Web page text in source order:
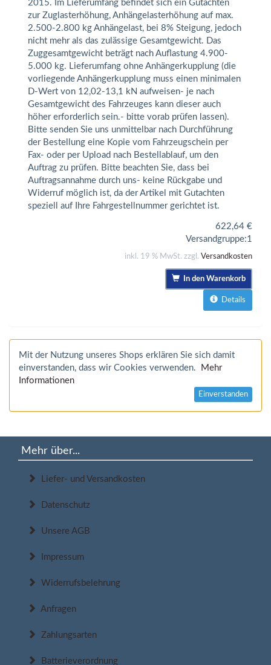
2015. Im Lieferumfang befindet sich ein Gutachten
zur Zuglasterhöhung, Anhängelasterhöhung auf max.
2.500-2.800 kg Anhängelast, bei 8% Steigung, jedoch
nicht mehr als das zulässige Gesamtgewicht. Das
Zuggesamtgewicht beträgt nach Auflastung 4.900-
5.000 kg. Lieferumfang ohne Anhängerkupplung (die
vorliegende Anhängerkupplung muss einen minimalen
D-Wert von 12,02-13,1 kN aufweisen- je nach
Gesamtgewicht des Fahrzeuges kann dieser auch
höher erforderlich sein.- bitte vorab prüfen lassen).
Bitte senden Sie uns unmittelbar nach Durchführung
der Bestellung eine Kopie vom Fahrzeugschein per
Fax- oder per Upload nach Bestellablauf, um den
Auftrag zu prüfen. Bitte beachten Sie, dass bei
Auftragsannahme durch uns- keine Rückgabe und
Widerruf möglich ist, da der Artikel mit Gutachten
speziell auf Ihre Fahrgestellnummer gerichtet ist.
622,64 €
Versandgruppe:1
inkl. 19 % MwSt. zzgl. Versandkosten
In den Warenkorb
Details
Mit der Nutzung unseres Shops erklären Sie sich damit
einverstanden, dass wir Cookies verwenden.
Mehr
Informationen
Einverstanden
Mehr über...
Liefer- und Versandkosten
Datenschutz
Unsere AGB
Impressum
Widerrufsbelehrung
Anfragen
Zahlungsarten
Batterieverordnung